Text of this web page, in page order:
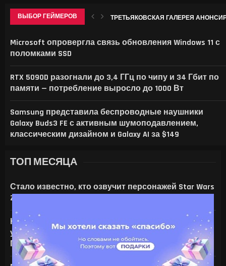
ВЫБОР ГЕЙМЕРОВ ТРЕТЬЯКОВСКАЯ ГАЛЕРЕЯ
Microsoft опровергла связь обновления Windows 11 с
поломками SSD
RTX 5090D разогнали до 3,4 ГГц по чипу и 34 Гбит по
памяти — потребление выросло до 1000 Вт
Samsung представила беспроводные наушники
Galaxy Buds3 FE с активным шумоподавлением,
классическим дизайном и Galaxy AI за $149
ТОП МЕСЯЦА
Стало известно, кто озвучит персонажей Star Wars
Zero Company
На что только не идут ради ИИ — энтузиаст
установил серверную NVIDIA Tesla V100 в игровой
ПК с RTX 4080